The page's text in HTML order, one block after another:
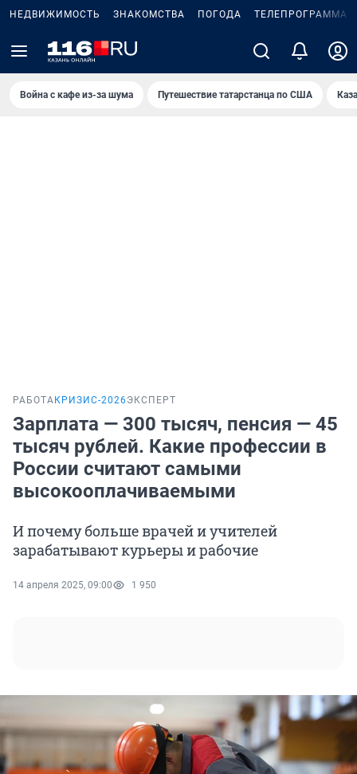
НЕДВИЖИМОСТЬ ЗНАКОМСТВА ПОГОДА ТЕЛЕПРОГРАММА
Война с кафе из-за шума Путешествие татарстанца по США
РАБОТА КРИЗИС-2026ЭКСПЕРТ
Зарплата — 300 тысяч, пенсия — 45
тысяч рублей. Какие профессии в
России считают самыми
высокооплачиваемыми
И почему больше врачей и учителей
зарабатывают курьеры и рабочие
14 апреля 2025, 09:00 1 950